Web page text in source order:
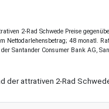
2-Rad Schwede Preise
Nettodarlehensbetrag; 48 monatl.
Santander Consumer Bank AG,
der attrativen 2-Rad